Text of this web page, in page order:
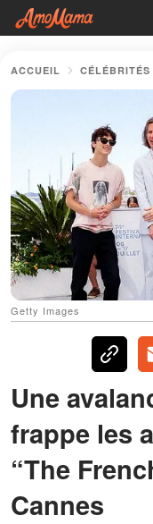
ACCUEIL CÉLÉBRITÉS
Getty Images
Une
frappe les
“The
Cannes